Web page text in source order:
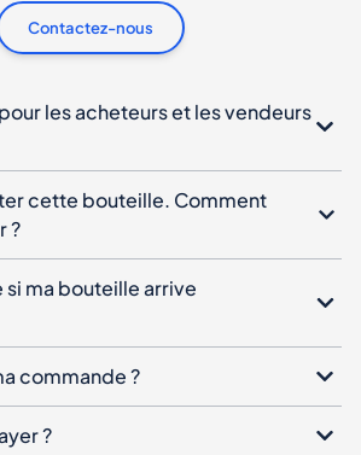
Contactez-nous
les acheteurs et les vendeurs
cette bouteille. Comment
?
ma bouteille arrive
commande ?
?